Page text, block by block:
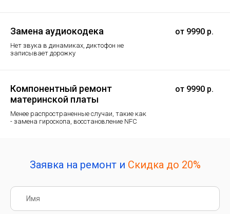
Замена аудиокодека
Нет звука в динамиках, диктофон не
записывает дорожку
от 9990 р.
Компонентный ремонт
материнской платы
Менее распространенные случаи, такие как
- замена гироскопа, восстановление NFC
от 9990 р.
Заявка на ремонт и Скидка до 20%